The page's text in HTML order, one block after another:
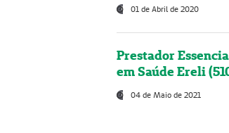
01 de Abril de 2020
Prestador
em Saúde Ereli
04 de Maio de 2021